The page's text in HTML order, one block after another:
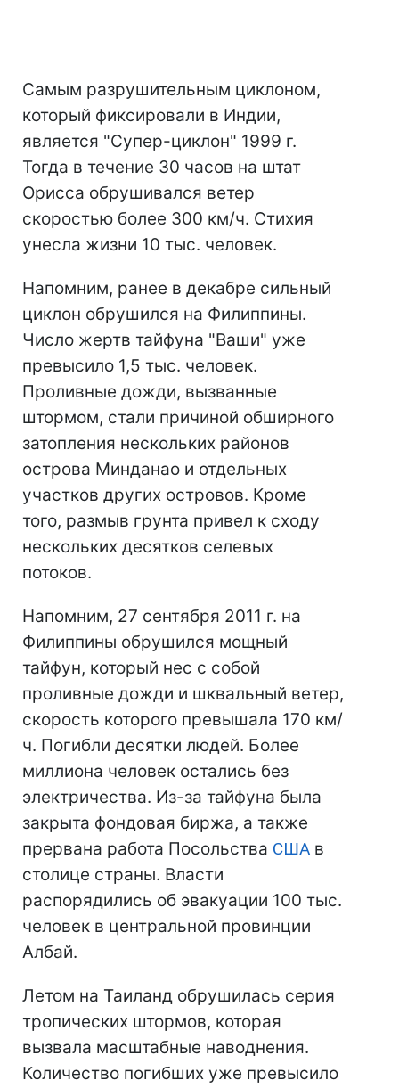
Самым разрушительным циклоном,
который фиксировали в Индии,
является "Супер-циклон" 1999 г.
Тогда в течение 30 часов на штат
Орисса обрушивался ветер
скоростью более 300 км/ч. Стихия
унесла жизни 10 тыс. человек.
Напомним, ранее в декабре сильный
циклон обрушился на Филиппины.
Число жертв тайфуна "Ваши" уже
превысило 1,5 тыс. человек.
Проливные дожди, вызванные
штормом, стали причиной обширного
затопления нескольких районов
острова Минданао и отдельных
участков других островов. Кроме
того, размыв грунта привел к сходу
нескольких десятков селевых
потоков.
Напомним, 27 сентября 2011 г. на
Филиппины обрушился мощный
тайфун, который нес с собой
проливные дожди и шквальный ветер,
скорость которого превышала 170 км/
ч. Погибли десятки людей. Более
миллиона человек остались без
электричества. Из-за тайфуна была
закрыта фондовая биржа, а также
прервана работа Посольства США в
столице страны. Власти
распорядились об эвакуации 100 тыс.
человек в центральной провинции
Албай.
Летом на Таиланд обрушилась серия
тропических штормов, которая
вызвала масштабные наводнения.
Количество погибших уже превысило